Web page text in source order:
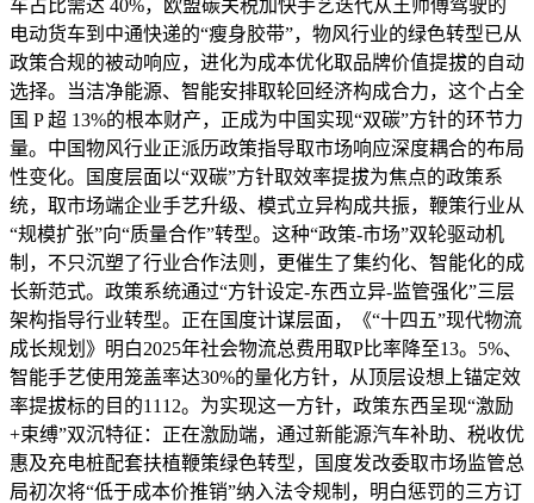
车占比需达 40%，欧盟碳关税加快手艺迭代从王师傅驾驶的
电动货车到中通快递的“瘦身胶带”，物风行业的绿色转型已从
政策合规的被动响应，进化为成本优化取品牌价值提拔的自动
选择。当洁净能源、智能安排取轮回经济构成合力，这个占全
国 P 超 13%的根本财产，正成为中国实现“双碳”方针的环节力
量。中国物风行业正派历政策指导取市场响应深度耦合的布局
性变化。国度层面以“双碳”方针取效率提拔为焦点的政策系
统，取市场端企业手艺升级、模式立异构成共振，鞭策行业从
“规模扩张”向“质量合作”转型。这种“政策-市场”双轮驱动机
制，不只沉塑了行业合作法则，更催生了集约化、智能化的成
长新范式。政策系统通过“方针设定-东西立异-监管强化”三层
架构指导行业转型。正在国度计谋层面，《“十四五”现代物流
成长规划》明白2025年社会物流总费用取P比率降至13。5%、
智能手艺使用笼盖率达30%的量化方针，从顶层设想上锚定效
率提拔标的目的1112。为实现这一方针，政策东西呈现“激励
+束缚”双沉特征：正在激励端，通过新能源汽车补助、税收优
惠及充电桩配套扶植鞭策绿色转型，国度发改委取市场监管总
局初次将“低于成本价推销”纳入法令规制，明白惩罚的三方订